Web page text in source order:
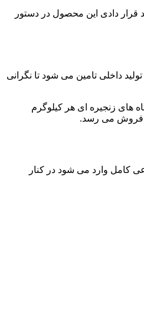
قرار دادی این محصول در دستور
تولید داخلی تامین می شود تا نگرانی
هر کیلوگرم گوشت گوسفندی به صورت شقه ای ۲۸۲ هزار تومان و در فروشگاه های زنجیره ای هر کیلوگرم
کامل وارد می شود در کنار